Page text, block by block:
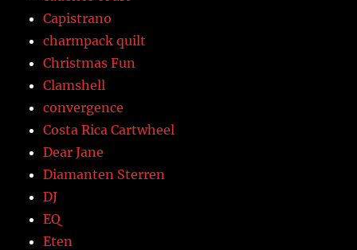
Capistrano
charmpack quilt
Christmas Fun
Clamshell
convergence
Costa Rica Cartwheel
Dear Jane
Diamanten Sterren
DJ
EQ
Eten